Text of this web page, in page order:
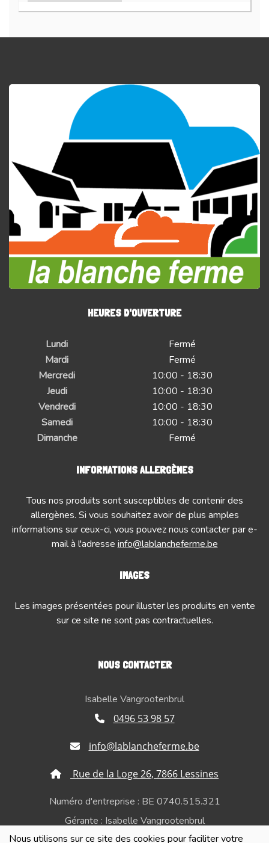
Nous utilisons sur ce site des cookies pour faciliter votre
HEURES D'OUVERTURE
Lundi
Fermé
Mardi
Fermé
Mercredi
10:00 - 18:30
Jeudi
10:00 - 18:30
Vendredi
10:00 - 18:30
Samedi
10:00 - 18:30
Dimanche
Fermé
INFORMATIONS ALLERGÈNES
Tous nos produits sont susceptibles de contenir des
allergènes. Si vous souhaitez avoir de plus amples
informations sur ceux-ci, vous pouvez nous contacter par e-
mail à l'adresse info@lablancheferme.be
IMAGES
Les images présentées pour illuster les produits en vente
sur ce site ne sont pas contractuelles.
NOUS CONTACTER
Isabelle Vangrootenbrul
0496 53 98 57
info@lablancheferme.be
Rue de la Loge 26, 7866 Lessines
Numéro d'entreprise : BE 0740.515.321
Gérante : Isabelle Vangrootenbrul